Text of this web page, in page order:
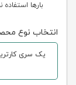
بارها استفاده
انتخاب نوع
یک سری